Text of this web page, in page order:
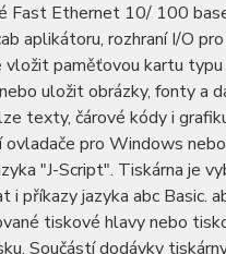
Fast Ethernet 10/ 100
aplikátoru, rozhraní I/O
vložit paměťovou kartu
uložit obrázky, fonty a
texty, čárové kódy i
ovladače pro Windows
"J-Script". Tiskárna je
i příkazy jazyka abc Basic.
tiskové hlavy nebo
Součástí dodávky